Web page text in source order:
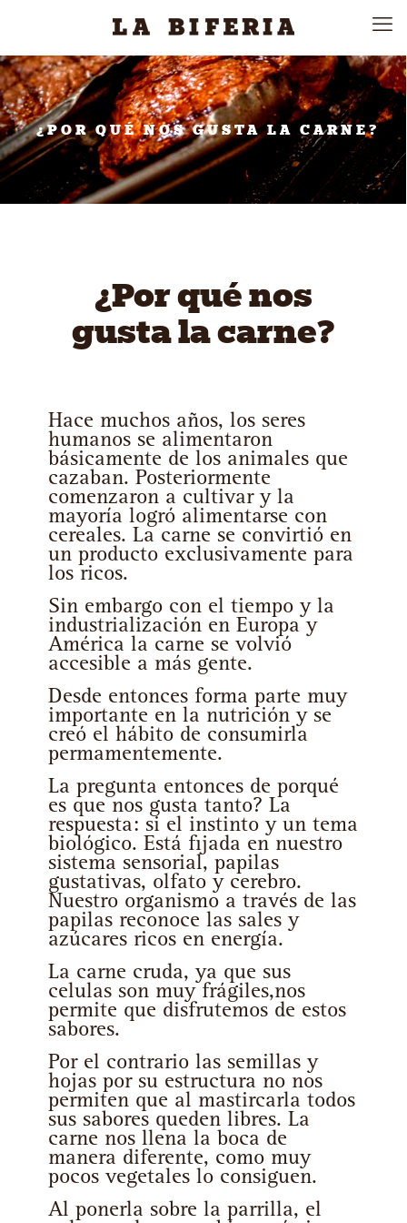
¿POR QUÉ NOS GUSTA LA CARNE?
¿Por qué nos
gusta la carne?
Hace muchos años, los seres
humanos se alimentaron
básicamente de los animales que
cazaban. Posteriormente
comenzaron a cultivar y la
mayoría logró alimentarse con
cereales. La carne se convirtió en
un producto exclusivamente para
los ricos.
Sin embargo con el tiempo y la
industrialización en Europa y
América la carne se volvió
accesible a más gente.
Desde entonces forma parte muy
importante en la nutrición y se
creó el hábito de consumirla
permamentemente.
La pregunta entonces de porqué
es que nos gusta tanto? La
respuesta: si el instinto y un tema
biológico. Está fijada en nuestro
sistema sensorial, papilas
gustativas, olfato y cerebro.
Nuestro organismo a través de las
papilas reconoce las sales y
azúcares ricos en energía.
La carne cruda, ya que sus
celulas son muy frágiles,nos
permite que disfrutemos de estos
sabores.
Por el contrario las semillas y
hojas por su estructura no nos
permiten que al mastircarla todos
sus sabores queden libres. La
carne nos llena la boca de
manera diferente, como muy
pocos vegetales lo consiguen.
Al ponerla sobre la parrilla, el